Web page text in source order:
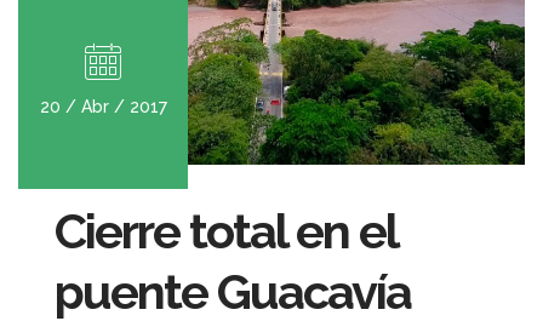
20 / Abr / 2017
Cierre total en el
puente Guacavía